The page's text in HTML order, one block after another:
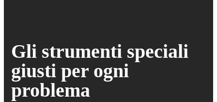
Gli strumenti speciali
giusti per ogni
problema